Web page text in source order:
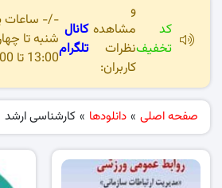
کد
تخفیف
و
مشاهده
نظرات
کاربران:
کانال
تلگرام
-/- ساعات
شنبه تا
13:00 تا 01:00 -/-
صفحه اصلی » دانلودها » کارشناسی ارشد